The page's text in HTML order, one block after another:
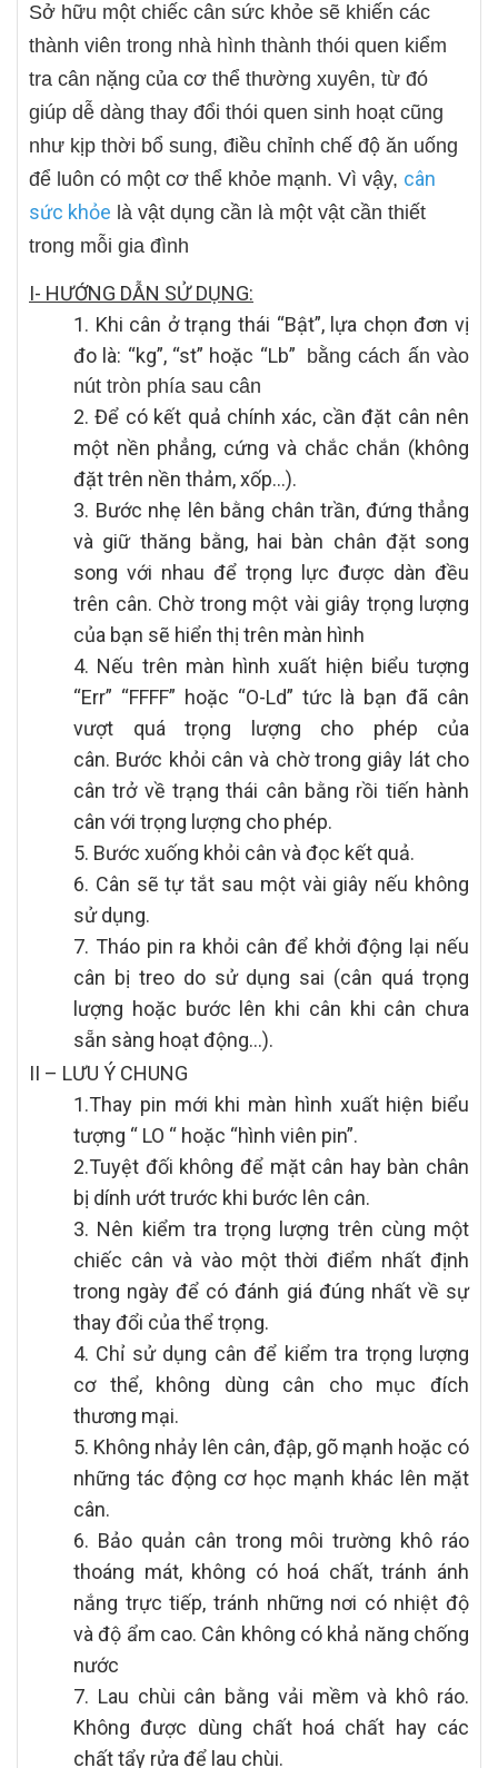
Sở hữu một chiếc cân sức khỏe sẽ khiến các
thành viên trong nhà hình thành thói quen kiểm
tra cân nặng của cơ thể thường xuyên, từ đó
giúp dễ dàng thay đổi thói quen sinh hoạt cũng
như kịp thời bổ sung, điều chỉnh chế độ ăn uống
để luôn có một cơ thể khỏe mạnh. Vì vậy, cân
sức khỏe là vật dụng cần là một vật cần thiết
trong mỗi gia đình
I- HƯỚNG DẪN SỬ DỤNG:
1. Khi cân ở trạng thái “Bật”, lựa chọn đơn vị
đo là: “kg”, “st” hoặc “Lb”
bằng cách ấn vào
nút tròn phía sau cân
2. Để có kết quả chính xác, cần đặt cân nên
một nền phẳng, cứng và chắc chắn (không
đặt trên nền thảm, xốp…).
3. Bước nhẹ lên bằng chân trần, đứng thẳng
và giữ thăng bằng, hai bàn chân đặt song
song với nhau để trọng lực được dàn đều
trên cân. Chờ trong một vài giây trọng lượng
của bạn sẽ hiển thị trên màn hình
4. Nếu trên màn hình xuất hiện biểu tượng
“Err” “FFFF” hoặc “O-Ld” tức là bạn đã cân
vượt quá trọng lượng cho phép của
cân. Bước khỏi cân và chờ trong giây lát cho
cân trở về trạng thái cân bằng rồi tiến hành
cân với trọng lượng cho phép.
5. Bước xuống khỏi cân và đọc kết quả.
6. Cân sẽ tự tắt sau một vài giây nếu không
sử dụng.
7. Tháo pin ra khỏi cân để khởi động lại nếu
cân bị treo do sử dụng sai (cân quá trọng
lượng hoặc bước lên khi cân khi cân chưa
sẵn sàng hoạt động…).
II – LƯU Ý CHUNG
1.Thay pin mới khi màn hình xuất hiện biểu
tượng “ LO “ hoặc “hình viên pin”.
2.Tuyệt đối không để mặt cân hay bàn chân
bị dính ướt trước khi bước lên cân.
3. Nên kiểm tra trọng lượng trên cùng một
chiếc cân và vào một thời điểm nhất định
trong ngày để có đánh giá đúng nhất về sự
thay đổi của thể trọng.
4. Chỉ sử dụng cân để kiểm tra trọng lượng
cơ thể, không dùng cân cho mục đích
thương mại.
5. Không nhảy lên cân, đập, gõ mạnh hoặc có
những tác động cơ học mạnh khác lên mặt
cân.
6. Bảo quản cân trong môi trường khô ráo
thoáng mát, không có hoá chất, tránh ánh
nắng trực tiếp, tránh những nơi có nhiệt độ
và độ ẩm cao. Cân không có khả năng chống
nước
7. Lau chùi cân bằng vải mềm và khô ráo.
Không được dùng chất hoá chất hay các
chất tẩy rửa để lau chùi.